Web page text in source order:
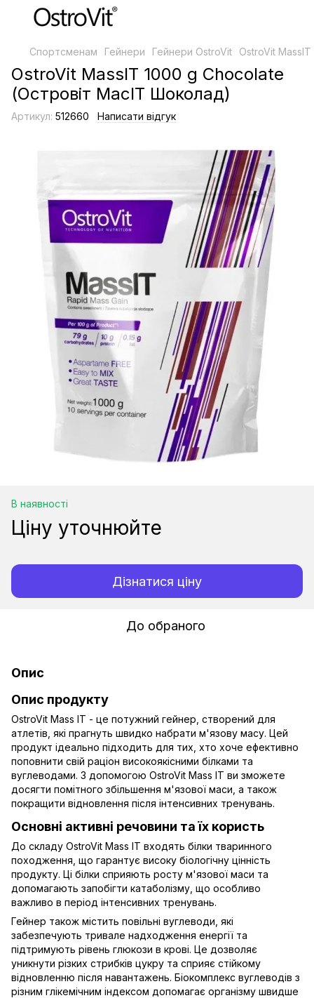
Спортсменам Гейнери Гейнери OstroVit OstroVit
OstroVit MassIT 1000 g Chocolate
(Островіт МасІТ Шоколад)
Артикул: 512660 Написати відгук
В наявності
Ціну уточнюйте
Дізнатися ціну
До обраного
Опис
Опис продукту
OstroVit Mass IT - це потужний гейнер, створений для
атлетів, які прагнуть швидко набрати м'язову масу. Цей
продукт ідеально підходить для тих, хто хоче ефективно
поповнити свій раціон високоякісними білками та
вуглеводами. З допомогою OstroVit Mass IT ви зможете
досягти помітного збільшення м'язової маси, а також
покращити відновлення після інтенсивних тренувань.
Основні активні речовини та їх користь
До складу OstroVit Mass IT входять білки тваринного
походження, що гарантує високу біологічну цінність
продукту. Ці білки сприяють росту м'язової маси та
допомагають запобігти катаболізму, що особливо
важливо в період інтенсивних тренувань.
Гейнер також містить повільні вуглеводи, які
забезпечують тривале надходження енергії та
підтримують рівень глюкози в крові. Це дозволяє
уникнути різких стрибків цукру та сприяє стійкому
відновленню після навантажень. Біокомплекс вуглеводів з
різним глікемічним індексом допомагає організму швидше